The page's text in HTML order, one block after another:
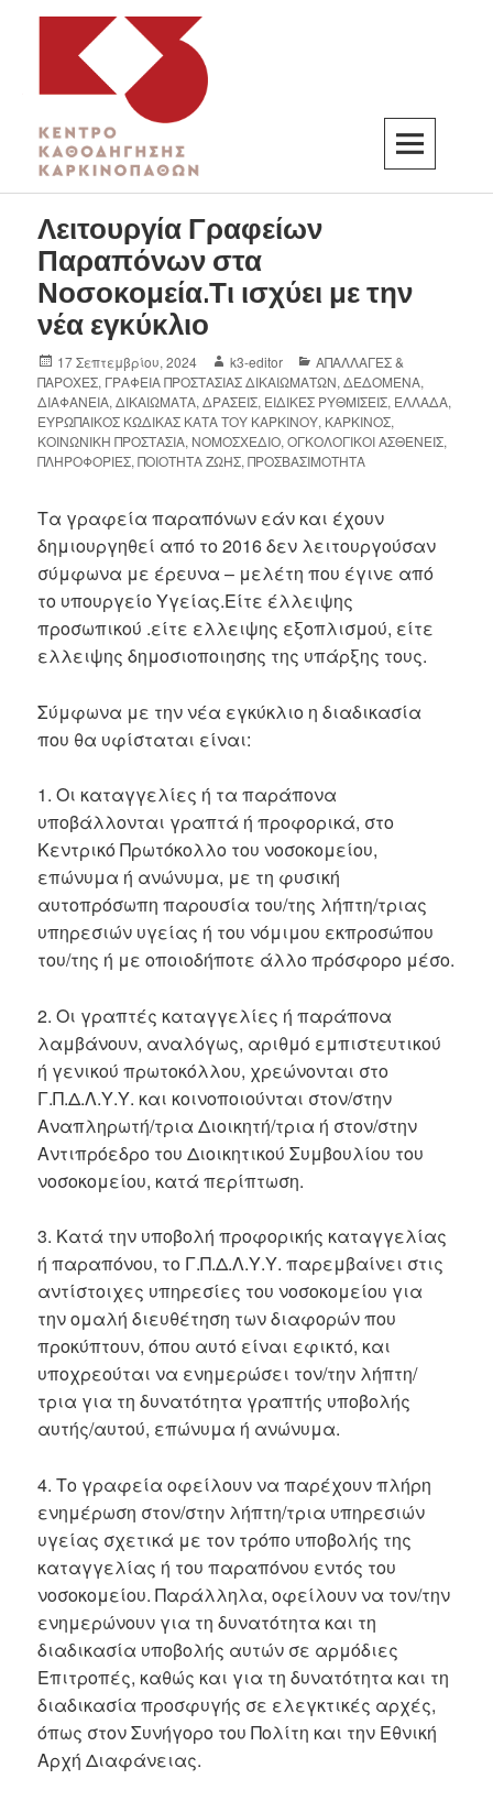
K3
ΚΕΝΤΡΟ ΚΑΘΟΔΗΓΗΣΗΣ ΚΑΡΚΙΝΟΠΑΘΩΝ
Λειτουργία Γραφείων
Παραπόνων στα
Νοσοκομεία.Τι ισχύει με την
νέα εγκύκλιο
17 Σεπτεμβρίου, 2024 k3-editor
ΑΠΑΛΛΑΓΕΣ &
ΠΑΡΟΧΕΣ, ΓΡΑΦΕΙΑ ΠΡΟΣΤΑΣΙΑΣ ΔΙΚΑΙΩΜΑΤΩΝ,ΔΕΔΟΜΕΝΑ,
ΔΙΑΦΑΝΕΙΑ,ΔΙΚΑΙΩΜΑΤΑ,ΔΡΑΣΕΙΣ, ΕΙΔΙΚΕΣ ΡΥΘΜΙΣΕΙΣ, ΕΛΛΑΔΑ,
ΕΥΡΩΠΑΙΚΟΣ ΚΩΔΙΚΑΣ ΚΑΤΑ ΤΟΥ ΚΑΡΚΙΝΟΥ, ΚΑΡΚΙΝΟΣ,
ΚΟΙΝΩΝΙΚΗ ΠΡΟΣΤΑΣΙΑ, ΝΟΜΟΣΧΕΔΙΟ,ΟΓΚΟΛΟΓΙΚΟΙ ΑΣΘΕΝΕΙΣ,
ΠΛΗΡΟΦΟΡΙΕΣ,ΠΟΙΟΤΗΤΑ ΖΩΗΣ,ΠΡΟΣΒΑΣΙΜΟΤΗΤΑ
Τα γραφεία παραπόνων εάν και έχουν
δημιουργηθεί από το 2016 δεν λειτουργούσαν
σύμφωνα με έρευνα – μελέτη που έγινε από
το υπουργείο Υγείας.Είτε έλλειψης
προσωπικού .είτε ελλειψης εξοπλισμού, είτε
ελλειψης δημοσιοποιησης της υπάρξης τους.
Σύμφωνα με την νέα εγκύκλιο η διαδικασία
που θα υφίσταται είναι:
1. Οι καταγγελίες ή τα παράπονα
υποβάλλονται γραπτά ή προφορικά, στο
Κεντρικό Πρωτόκολλο του νοσοκομείου,
επώνυμα ή ανώνυμα, με τη φυσική
αυτοπρόσωπη παρουσία του/της λήπτη/τριας
υπηρεσιών υγείας ή του νόμιμου εκπροσώπου
του/της ή με οποιοδήποτε άλλο πρόσφορο μέσο.
2. Οι γραπτές καταγγελίες ή παράπονα
λαμβάνουν, αναλόγως, αριθμό εμπιστευτικού
ή γενικού πρωτοκόλλου, χρεώνονται στο
Γ.Π.Δ.Λ.Υ.Υ. και κοινοποιούνται στον/στην
Αναπληρωτή/τρια Διοικητή/τρια ή στον/στην
Αντιπρόεδρο του Διοικητικού Συμβουλίου του
νοσοκομείου, κατά περίπτωση.
3. Κατά την υποβολή προφορικής καταγγελίας
ή παραπόνου, το Γ.Π.Δ.Λ.Υ.Υ. παρεμβαίνει στις
αντίστοιχες υπηρεσίες του νοσοκομείου για
την ομαλή διευθέτηση των διαφορών που
προκύπτουν, όπου αυτό είναι εφικτό, και
υποχρεούται να ενημερώσει τον/την λήπτη/
τρια για τη δυνατότητα γραπτής υποβολής
αυτής/αυτού, επώνυμα ή ανώνυμα.
4. Το γραφεία οφείλουν να παρέχουν πλήρη
ενημέρωση στον/στην λήπτη/τρια υπηρεσιών
υγείας σχετικά με τον τρόπο υποβολής της
καταγγελίας ή του παραπόνου εντός του
νοσοκομείου. Παράλληλα, οφείλουν να τον/την
ενημερώνουν για τη δυνατότητα και τη
διαδικασία υποβολής αυτών σε αρμόδιες
Επιτροπές, καθώς και για τη δυνατότητα και τη
διαδικασία προσφυγής σε ελεγκτικές αρχές,
όπως στον Συνήγορο του Πολίτη και την Εθνική
Αρχή Διαφάνειας.